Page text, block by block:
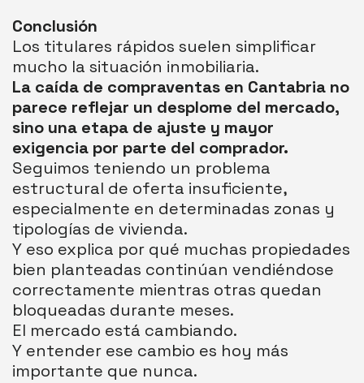
Conclusión
Los titulares rápidos suelen simplificar
mucho la situación inmobiliaria.
La caída de compraventas en Cantabria no
parece reflejar un desplome del mercado,
sino una etapa de ajuste y mayor
exigencia por parte del comprador.
Seguimos teniendo un problema
estructural de oferta insuficiente,
especialmente en determinadas zonas y
tipologías de vivienda.
Y eso explica por qué muchas propiedades
bien planteadas continúan vendiéndose
correctamente mientras otras quedan
bloqueadas durante meses.
El mercado está cambiando.
Y entender ese cambio es hoy más
importante que nunca.